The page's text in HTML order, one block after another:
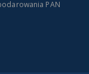
PAN